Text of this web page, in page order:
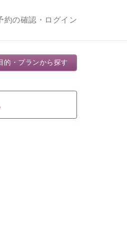
約の確認・ログイン
的・プランから探す